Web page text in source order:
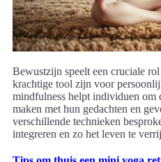
Bewustzijn speelt een cruciale
krachtige tool zijn voor
mindfulness helpt individuen om
maken met hun gedachten en
verschillende technieken
integreren en zo het leven te